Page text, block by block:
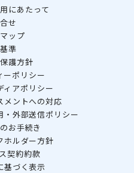
にあたって
せ
ップ
準
護方針
ーポリシー
ィアポリシー
メントへの対応
・外部送信ポリシー
お手続き
ホルダー方針
契約約款
基づく表示